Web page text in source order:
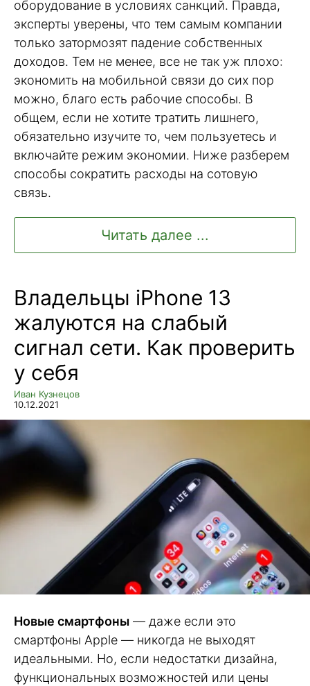
оборудование в условиях санкций. Правда,
эксперты уверены, что тем самым компании
только затормозят падение собственных
доходов. Тем не менее, все не так уж плохо:
экономить на мобильной связи до сих пор
можно, благо есть рабочие способы. В
общем, если не хотите тратить лишнего,
обязательно изучите то, чем пользуетесь и
включайте режим экономии. Ниже разберем
способы сократить расходы на сотовую
связь.
Читать далее ...
Владельцы iPhone 13
жалуются на слабый
сигнал сети. Как проверить
у себя
Иван Кузнецов
10.12.2021
Новые смартфоны — даже если это
смартфоны Apple — никогда не выходят
идеальными. Но, если недостатки дизайна,
функциональных возможностей или цены